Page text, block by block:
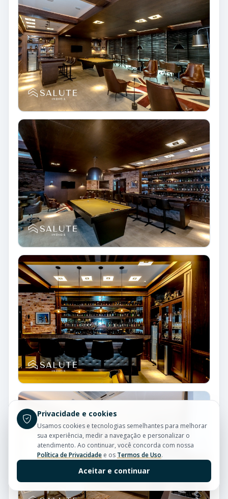
Privacidade e cookies
Usamos cookies e tecnologias semelhantes para melhorar
sua experiência, medir a navegação e personalizar o
atendimento. Ao continuar, você concorda com nossa
Política de Privacidade e os Termos de Uso.
Aceitar e continuar